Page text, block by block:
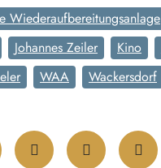
Wiederaufbereitungsanlage
Johannes Zeiler Kino
WAA Wackersdorf